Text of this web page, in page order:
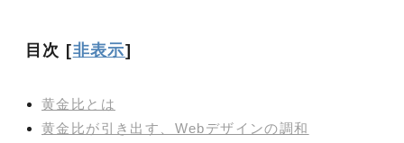
目次 [非表示]
黄金比とは
黄金比が引き出す、Webデザインの調和